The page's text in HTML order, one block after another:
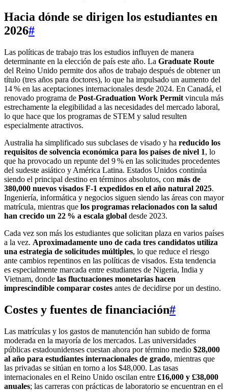
Hacia dónde se dirigen los estudiantes en
2026#
Las políticas de trabajo tras los estudios influyen de manera
determinante en la elección de país este año. La Graduate Route
del Reino Unido permite dos años de trabajo después de obtener un
título (tres años para doctores), lo que ha impulsado un aumento del
14 % en las aceptaciones internacionales desde 2024. En Canadá, el
renovado programa de Post-Graduation Work Permit vincula más
estrechamente la elegibilidad a las necesidades del mercado laboral,
lo que hace que los programas de STEM y salud resulten
especialmente atractivos.
Australia ha simplificado sus subclases de visado y ha reducido los
requisitos de solvencia económica para los países de nivel 1, lo
que ha provocado un repunte del 9 % en las solicitudes procedentes
del sudeste asiático y América Latina. Estados Unidos continúa
siendo el principal destino en términos absolutos, con más de
380,000 nuevos visados F-1 expedidos en el año natural 2025.
Ingeniería, informática y negocios siguen siendo las áreas con mayor
matrícula, mientras que los programas relacionados con la salud
han crecido un 22 % a escala global desde 2023.
Cada vez son más los estudiantes que solicitan plaza en varios países
a la vez. Aproximadamente uno de cada tres candidatos utiliza
una estrategia de solicitudes múltiples, lo que reduce el riesgo
ante cambios repentinos en las políticas de visados. Esta tendencia
es especialmente marcada entre estudiantes de Nigeria, India y
Vietnam, donde las fluctuaciones monetarias hacen
imprescindible comparar costes antes de decidirse por un destino.
Costes y fuentes de financiación#
Las matrículas y los gastos de manutención han subido de forma
moderada en la mayoría de los mercados. Las universidades
públicas estadounidenses cuestan ahora por término medio $28,000
al año para estudiantes internacionales de grado, mientras que
las privadas se sitúan en torno a los $48,000. Las tasas
internacionales en el Reino Unido oscilan entre £16,000 y £38,000
anuales; las carreras con prácticas de laboratorio se encuentran en el